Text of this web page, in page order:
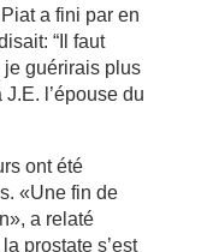
a fini par en
“Il faut
je guérirais plus
l’épouse du
ont été
«Une fin de
a relaté
prostate s’est